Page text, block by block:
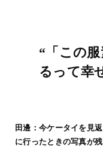
“「この
るって幸
田邊：今ケータイを見
に行ったときの写真が